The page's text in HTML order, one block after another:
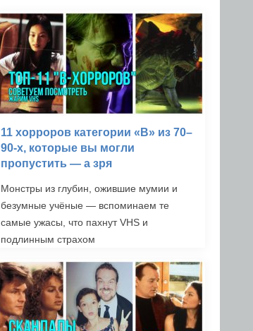
11 хорроров категории «B» из 70–
90-х, которые вы могли
пропустить — а зря
Монстры из глубин, ожившие мумии и
безумные учёные — вспоминаем те
самые ужасы, что пахнут VHS и
подлинным страхом